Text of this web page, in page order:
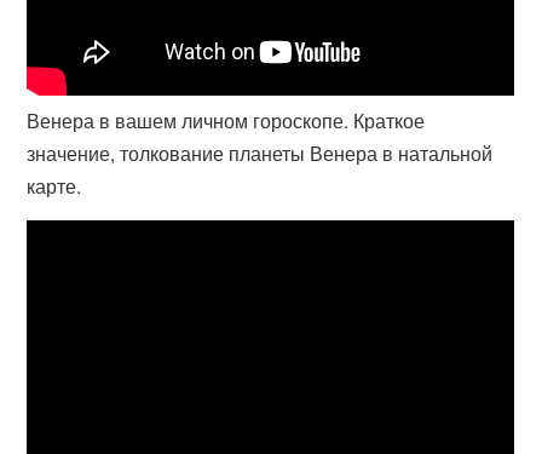
Венера в вашем личном гороскопе. Краткое
значение, толкование планеты Венера в натальной
карте.